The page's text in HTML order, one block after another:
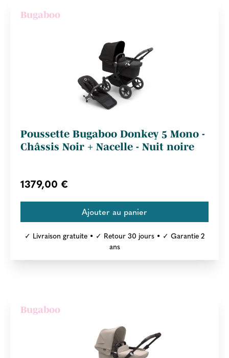
Bugaboo
Poussette Bugaboo Donkey 5 Mono -
Châssis Noir + Nacelle - Nuit noire
1379,00 €
✓ Livraison gratuite • ✓ Retour 30 jours • ✓ Garantie 2
ans
Bugaboo